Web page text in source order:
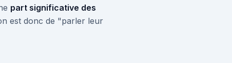
part significative des
est donc de "parler leur